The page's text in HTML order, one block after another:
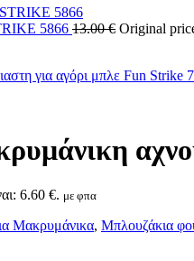
5866 13.00€ Original
6.60 €. με φπα
Μακρυμάνικα, Μπλουζάκια